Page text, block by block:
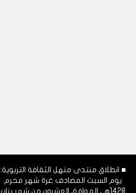
■ انطلاق منتدى منهل الثقافة التربوية:
يوم السبت المصادف غرة شهر محرم
1428هـ، الموافق العشرون من شهر يناير